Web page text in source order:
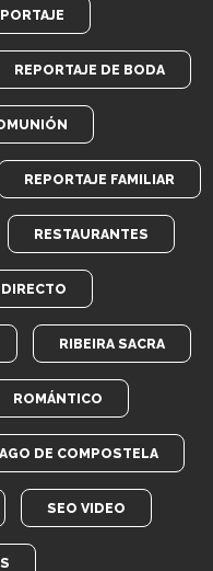
REPORTAJE DE BODA
REPORTAJE FAMILIAR
RESTAURANTES
RIBEIRA SACRA
ROMÁNTICO
DE COMPOSTELA
SEO VIDEO